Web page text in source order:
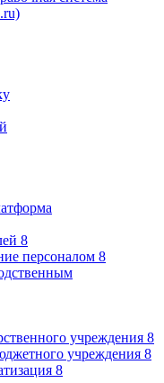
8
персоналом 8
учреждения 8
учреждения 8
8